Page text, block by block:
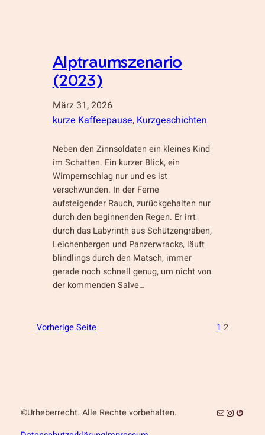
Alptraumszenario
(2023)
März 31, 2026
kurze Kaffeepause, Kurzgeschichten
Neben den Zinnsoldaten ein kleines Kind
im Schatten. Ein kurzer Blick, ein
Wimpernschlag nur und es ist
verschwunden. In der Ferne
aufsteigender Rauch, zurückgehalten nur
durch den beginnenden Regen. Er irrt
durch das Labyrinth aus Schützengräben,
Leichenbergen und Panzerwracks, läuft
blindlings durch den Matsch, immer
gerade noch schnell genug, um nicht von
der kommenden Salve…
Vorherige Seite 1 2
©Urheberrecht. Alle Rechte vorbehalten. E-Mail